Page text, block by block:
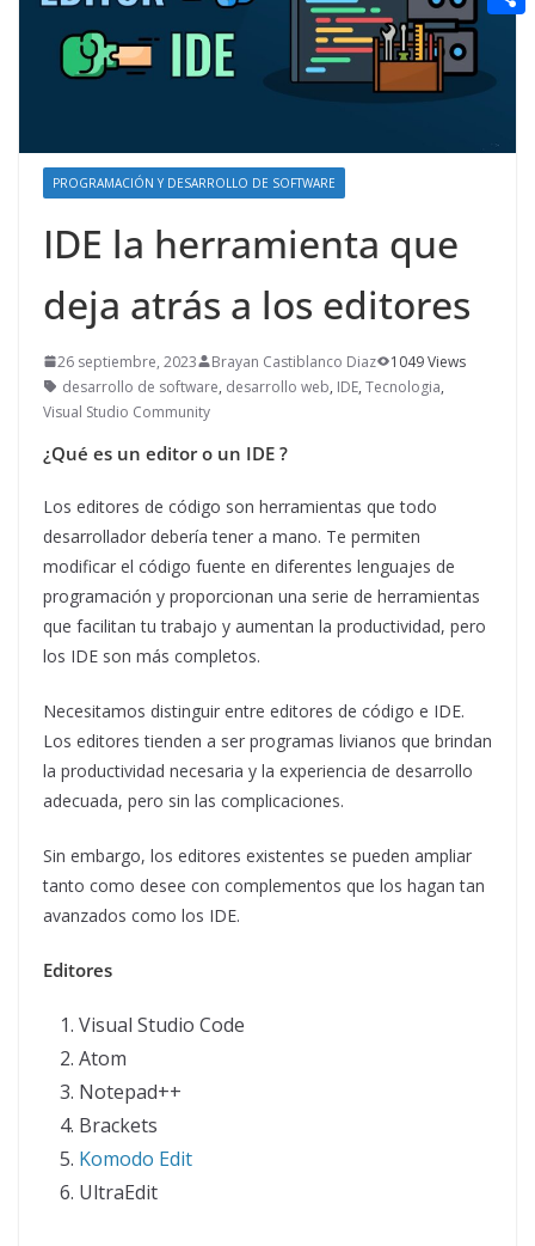
PROGRAMACIÓN Y DESARROLLO DE SOFTWARE
IDE la herramienta que
deja atrás a los editores
26 septiembre, 2023 Brayan Castiblanco Diaz
1049 Views
desarrollo de software, desarrollo web, IDE, Tecnologia,
Visual Studio Community
¿Qué es un editor o un IDE ?
Los editores de código son herramientas que todo
desarrollador debería tener a mano. Te permiten
modificar el código fuente en diferentes lenguajes de
programación y proporcionan una serie de herramientas
que facilitan tu trabajo y aumentan la productividad, pero
los IDE son más completos.
Necesitamos distinguir entre editores de código e IDE.
Los editores tienden a ser programas livianos que brindan
la productividad necesaria y la experiencia de desarrollo
adecuada, pero sin las complicaciones.
Sin embargo, los editores existentes se pueden ampliar
tanto como desee con complementos que los hagan tan
avanzados como los IDE.
Editores
Visual Studio Code
Atom
Notepad++
Brackets
Komodo Edit
UltraEdit
n
rr
s
a
l
o
p